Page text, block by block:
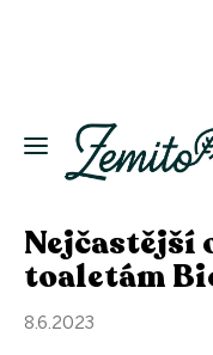
Eko
domácnost
Kosmetika
Eko
láhve
Akce
Nejčastější
toaletám
8.6.2023